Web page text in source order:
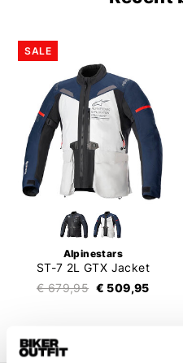
SALE
Alpinestars
ST-7 2L GTX Jacket
€ 679,95 € 509,95